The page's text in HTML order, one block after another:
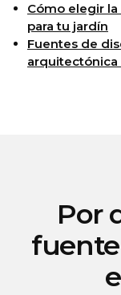
Cómo elegir
para tu jardín
Fuentes de
arquitectónica
Por